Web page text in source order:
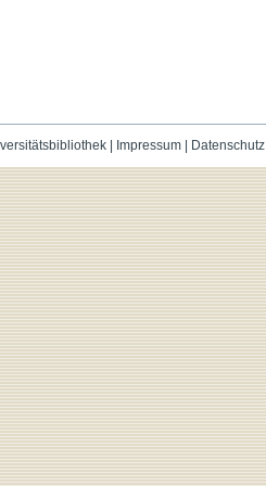
| Impressum| Datenschutz